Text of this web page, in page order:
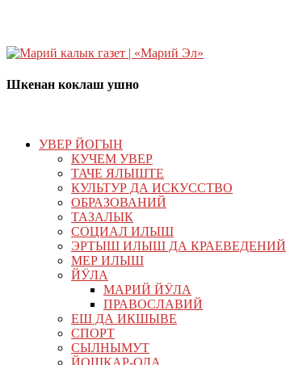
Шкенан коклаш ушно
УВЕР ЙОГЫН
КУЧЕМ УВЕР
ТАЧЕ ЯЛЫШТЕ
КУЛЬТУР ДА ИСКУССТВО
ОБРАЗОВАНИЙ
ТАЗАЛЫК
СОЦИАЛ ИЛЫШ
ЭРТЫШ ИЛЫШ ДА КРАЕВЕДЕНИЙ
МЕР ИЛЫШ
ЙӰЛА
МАРИЙ ЙӰЛА
ПРАВОСЛАВИЙ
ЕШ ДА ИКШЫВЕ
СПОРТ
СЫЛНЫМУТ
ЙОШКАР-ОЛА